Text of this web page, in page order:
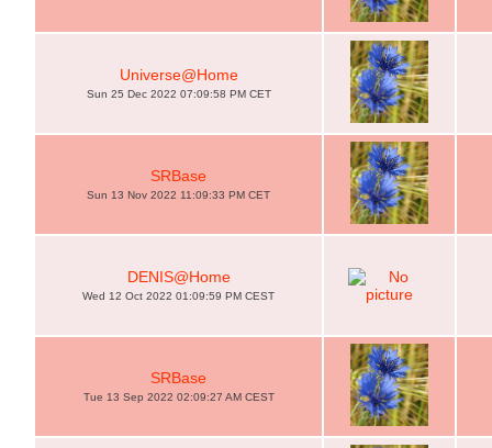
Universe@Home
Sun 25 Dec 2022 07:09:58 PM CET
SRBase
Sun 13 Nov 2022 11:09:33 PM CET
DENIS@Home
Wed 12 Oct 2022 01:09:59 PM CEST
SRBase
Tue 13 Sep 2022 02:09:27 AM CEST